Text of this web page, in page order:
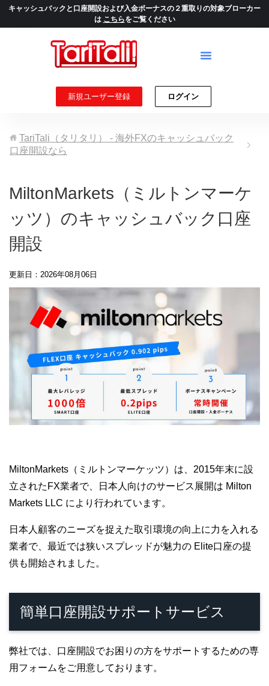
キャッシュバックと口座開設および入金ボーナスの２重取りの対象ブローカー
は こちらをご覧ください
新規ユーザー登録 ログイン
TariTali（タリタリ） - 海外FXのキャッシュバック
口座開設なら
MiltonMarkets（ミルトンマーケ
ッツ）のキャッシュバック口座
開設
更新日：2026年08月06日
MiltonMarkets（ミルトンマーケッツ）は、2015年末に設
立されたFX業者で、日本人向けのサービス展開は Milton
Markets LLC により行われています。
日本人顧客のニーズを捉えた取引環境の向上に力を入れる
業者で、最近では狭いスプレッドが魅力の Elite口座の提
供も開始されました。
簡単口座開設サポートサービス
弊社では、口座開設でお困りの方をサポートするための専
用フォームをご用意しております。